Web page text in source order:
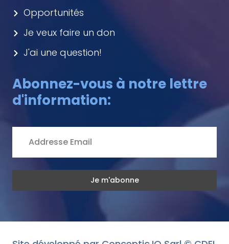
Opportunités
Je veux faire un don
J'ai une question!
Abonnez-vous à notre lettre
d'information: